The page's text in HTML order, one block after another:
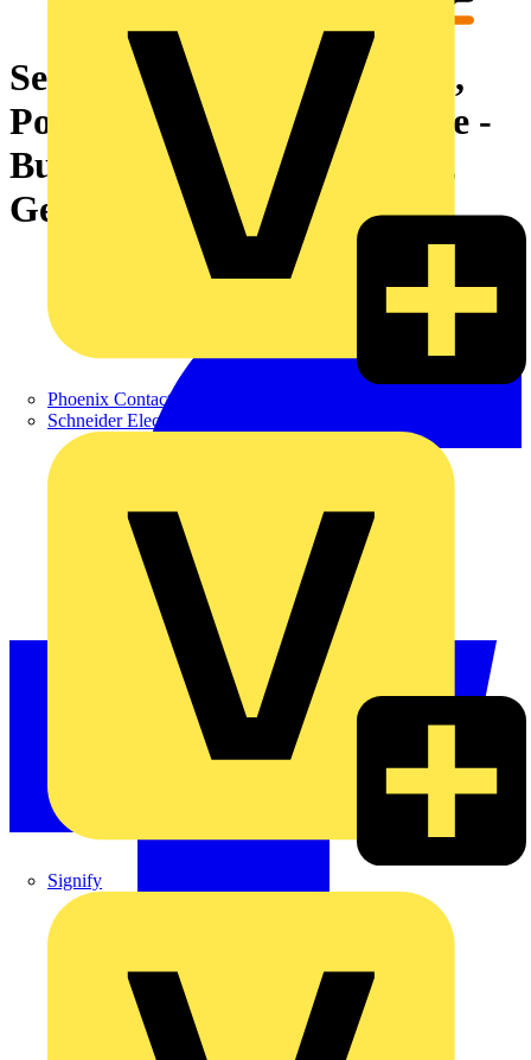
Phoenix Contact
Schneider Electric
Signify
Sensor-Aktor-Leitung, 7/8",
Polzahl: 5, 3 m, Stift, gerade -
Buchse, gerade, LED: Nein,
Geschirmt: Nein